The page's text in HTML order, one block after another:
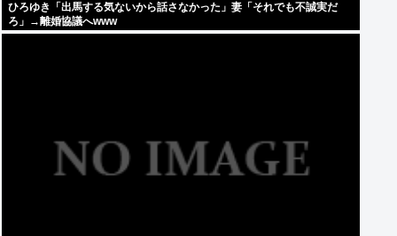
ひろゆき「出馬する気ないから話さなかった」妻「それでも不誠実だ
ろ」→離婚協議へwww